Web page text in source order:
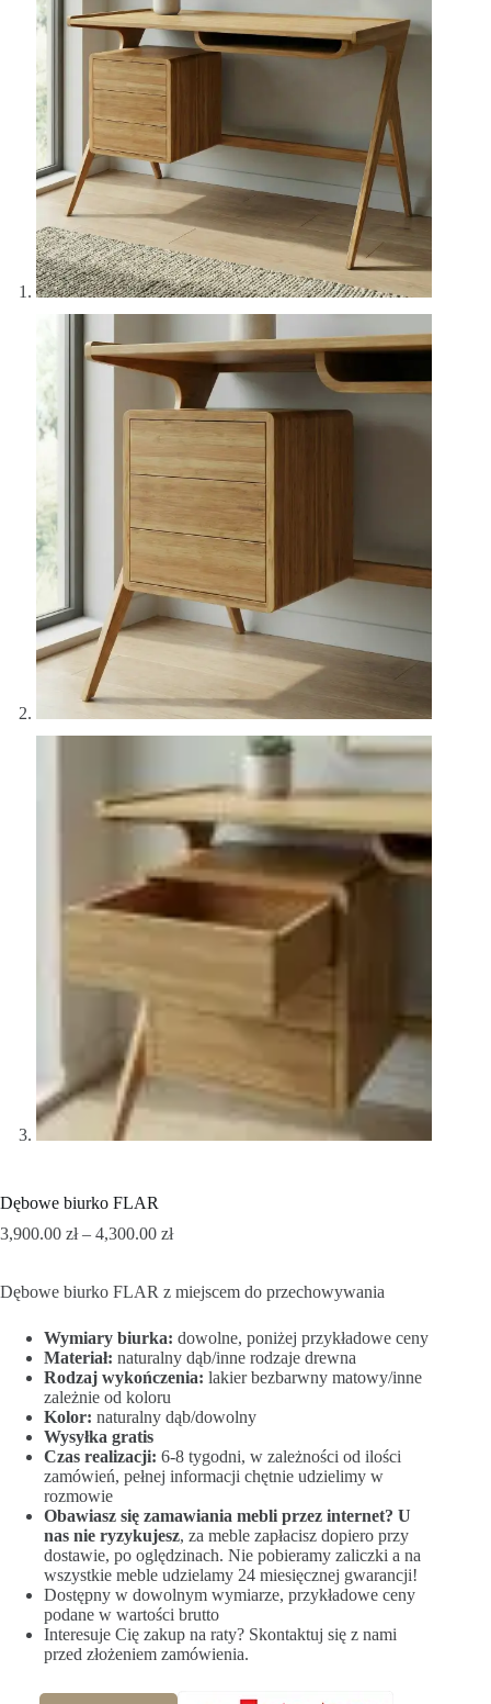
Dębowe biurko FLAR
3,900.00 zł – 4,300.00 zł
Dębowe biurko FLAR z miejscem do przechowywania
Wymiary biurka: dowolne, poniżej przykładowe ceny
Materiał: naturalny dąb/inne rodzaje drewna
Rodzaj wykończenia: lakier bezbarwny matowy/inne
zależnie od koloru
Kolor: naturalny dąb/dowolny
Wysyłka gratis
Czas realizacji: 6-8 tygodni, w zależności od ilości
zamówień, pełnej informacji chętnie udzielimy w
rozmowie
Obawiasz się zamawiania mebli przez internet? U
nas nie ryzykujesz, za meble zapłacisz dopiero przy
dostawie, po oględzinach. Nie pobieramy zaliczki a na
wszystkie meble udzielamy 24 miesięcznej gwarancji!
Dostępny w dowolnym wymiarze, przykładowe ceny
podane w wartości brutto
Interesuje Cię zakup na raty? Skontaktuj się z nami
przed złożeniem zamówienia.